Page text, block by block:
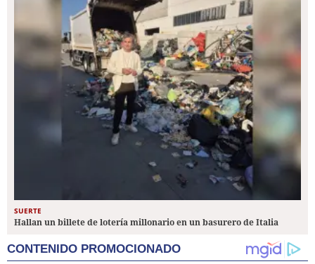
SUERTE
Hallan un billete de lotería millonario en un basurero de Italia
CONTENIDO PROMOCIONADO